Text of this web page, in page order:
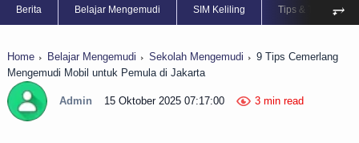
Berita Belajar Mengemudi SIM Keliling Tips & Trik ⥅
Home Belajar Mengemudi Sekolah Mengemudi
9 Tips Cemerlang
Mengemudi Mobil untuk Pemula di Jakarta
Admin 15 Oktober 2025 07:17:00 3 min read